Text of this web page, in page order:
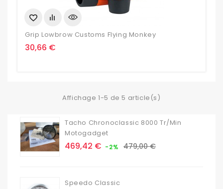
Grip Lowbrow Customs Flying Monkey
Prix
30,66 €
Affichage 1-5 de 5 article(s)
Tacho Chronoclassic 8000 Tr/min
Motogadget
Prix
469,42 € -2% Prix
479,00 €
Speedo Classic